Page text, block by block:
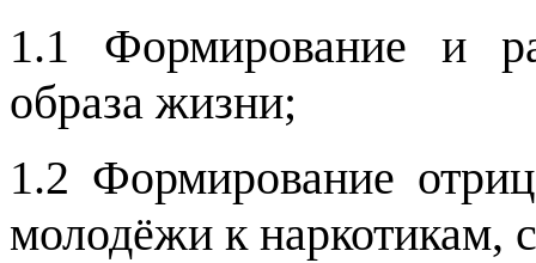
1.1 Формирование и
образа жизни;
1.2 Формирование
молодёжи к наркотикам,